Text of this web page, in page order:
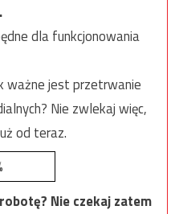
dla funkcjonowania
ważne jest przetrwanie
Nie zwlekaj więc,
od teraz.
Nie czekaj zatem